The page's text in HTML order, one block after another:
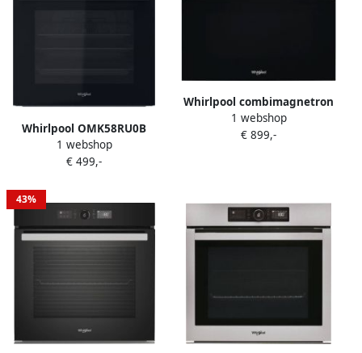
Whirlpool OMK58RU0B
Middelmaat Elektrische
oven 71 l 3300 W 71 l
1 webshop
€ 499,-
Whirlpool combimagnetron
(inbouw) W11 MW161
1 webshop
€ 899,-
43%